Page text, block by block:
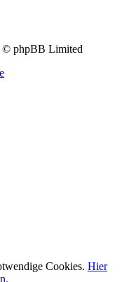
© phpBB Limited
Cookies. Hier